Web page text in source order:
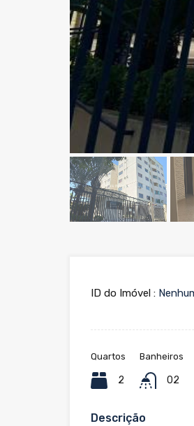
ID do Imóvel :
Quartos
2
Banheiros
02
Descrição